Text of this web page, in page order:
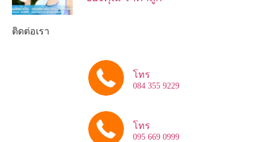
ติดต่อเรา
โทร
084 355 9229
โทร
095 669 0999